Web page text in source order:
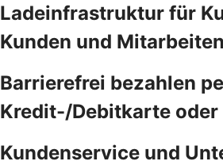
Ladeinfrastruktur für
Kunden und
Barrierefrei bezahlen
Kredit-/Debitkarte oder
Kundenservice und